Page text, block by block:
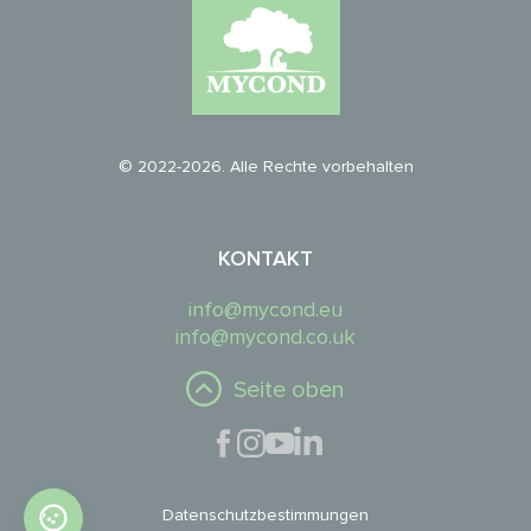
© 2022-2026. Alle Rechte vorbehalten
KONTAKT
info@mycond.eu
info@mycond.co.uk
Seite oben
Datenschutzbestimmungen